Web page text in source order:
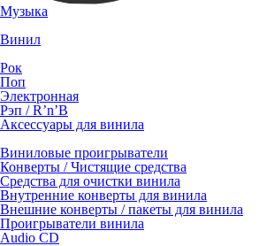
Музыка
Винил
Рок
Поп
Электронная
Рэп / R’n’B
Аксессуары для винила
Виниловые проигрыватели
Конверты / Чистящие средства
Средства для очистки винила
Внутренние конверты для винила
Внешние конверты / пакеты для винила
Проигрыватели винила
Audio CD